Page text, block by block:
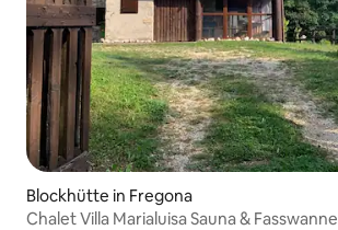
Blockhütte in Fregona
Chalet Villa Marialuisa Sauna & Fasswanne